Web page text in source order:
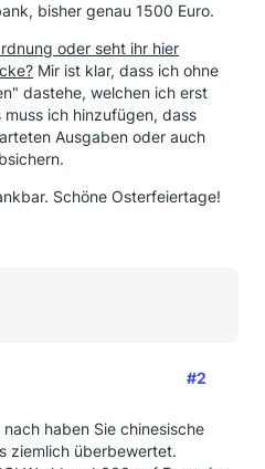
bisher genau 1500 Euro.
oder seht ihr hier
Mir ist klar, dass ich ohne
dastehe, welchen ich erst
ich hinzufügen, dass
Ausgaben oder auch
Schöne Osterfeiertage!
#2
haben Sie chinesische
ziemlich überbewertet.